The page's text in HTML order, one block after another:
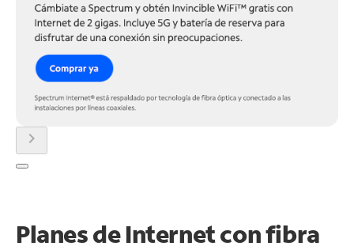
chevron_right
Planes de Internet con fibra